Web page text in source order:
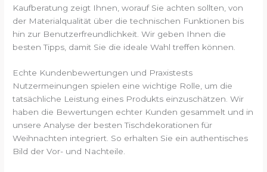
Kaufberatung zeigt Ihnen, worauf Sie achten sollten, von
der Materialqualität über die technischen Funktionen bis
hin zur Benutzerfreundlichkeit. Wir geben Ihnen die
besten Tipps, damit Sie die ideale Wahl treffen können.
Echte Kundenbewertungen und Praxistests
Nutzermeinungen spielen eine wichtige Rolle, um die
tatsächliche Leistung eines Produkts einzuschätzen. Wir
haben die Bewertungen echter Kunden gesammelt und in
unsere Analyse der besten Tischdekorationen für
Weihnachten integriert. So erhalten Sie ein authentisches
Bild der Vor- und Nachteile.